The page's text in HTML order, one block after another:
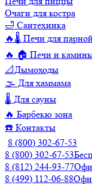
Очаги для костра
🛁 Сантехника
🔥🌡️ Печи для
🔥 🏠 Печи и
📐Дымоходы
🌫️ Для хаммама
🌡️ Для сауны
🔥 Барбекю зона
☎️ Контакты
8 (800) 302-67-53
8 (800) 302-67-53
8 (812) 244-93-77
8 (499) 112-06-88